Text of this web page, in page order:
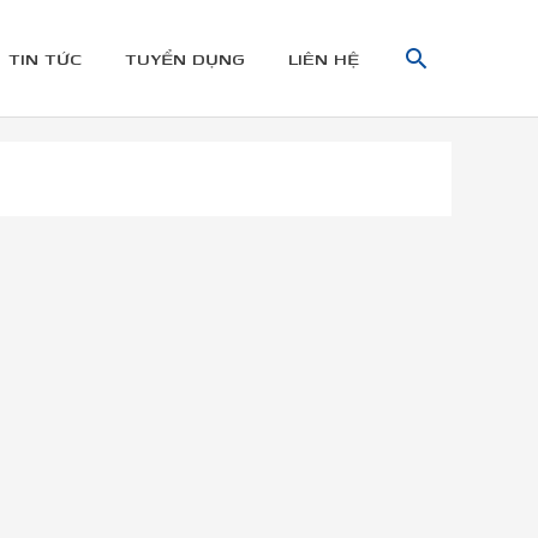
TIN TỨC TUYỂN DỤNG LIÊN HỆ
TÌM